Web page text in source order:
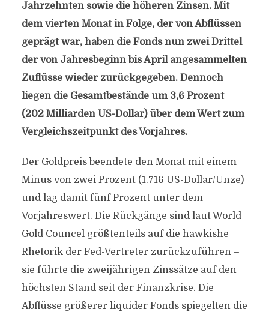
Jahrzehnten sowie die höheren Zinsen. Mit
dem vierten Monat in Folge, der von Abflüssen
geprägt war, haben die Fonds nun zwei Drittel
der von Jahresbeginn bis April angesammelten
Zuflüsse wieder zurückgegeben. Dennoch
liegen die Gesamtbestände um 3,6 Prozent
(202 Milliarden US-Dollar) über dem Wert zum
Vergleichszeitpunkt des Vorjahres.
Der Goldpreis beendete den Monat mit einem
Minus von zwei Prozent (1.716 US-Dollar/Unze)
und lag damit fünf Prozent unter dem
Vorjahreswert. Die Rückgänge sind laut World
Gold Councel größtenteils auf die hawkishe
Rhetorik der Fed-Vertreter zurückzuführen –
sie führte die zweijährigen Zinssätze auf den
höchsten Stand seit der Finanzkrise. Die
Abflüsse größerer liquider Fonds spiegelten die